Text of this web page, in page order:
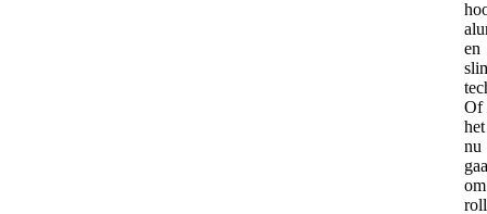
en
Of
het
nu
om